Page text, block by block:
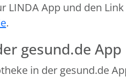
LINDA App und den
.
gesund.de App
in der gesund.de